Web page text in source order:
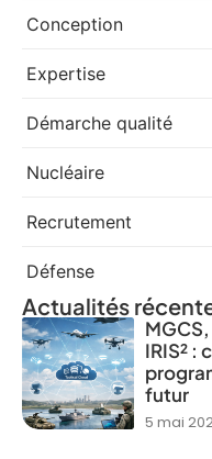
Conception
Expertise
Démarche qualité
Nucléaire
Recrutement
Défense
Actualités
IRIS² :
futur
5 mai